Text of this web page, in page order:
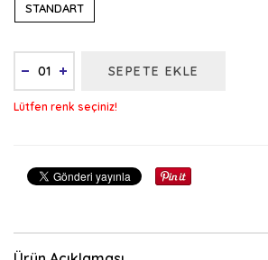
STANDART
SEPETE EKLE
Lütfen renk seçiniz!